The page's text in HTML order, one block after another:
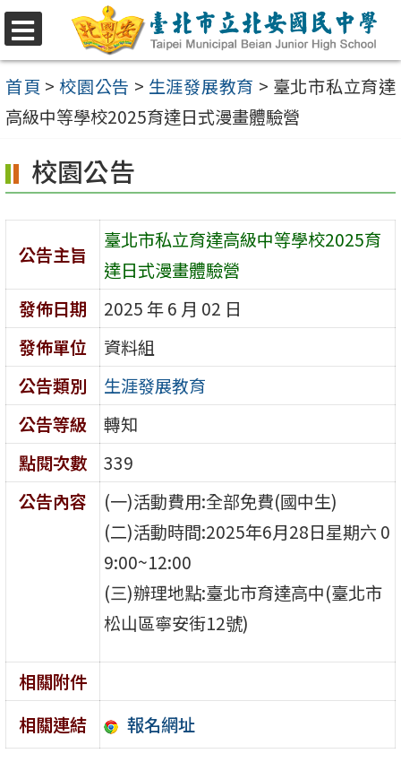
選
單
跳
至
主
要
容
區
首頁 > 校園公告 > 生涯發展教育 > 臺北市私立育達
高級中等學校2025育達日式漫畫體驗營
校園公告
公告主旨
臺北市私立育達高級中等學校2025育
達日式漫畫體驗營
發佈日期
2025 年 6 月 02 日
發佈單位
資料組
公告類別
生涯發展教育
公告等級
轉知
點閱次數
339
公告內容
(一)活動費用:全部免費(國中生)
(二)活動時間:2025年6月28日星期六 0
9:00~12:00
(三)辦理地點:臺北市育達高中(臺北市
松山區寧安街12號)
相關附件
相關連結
報名網址